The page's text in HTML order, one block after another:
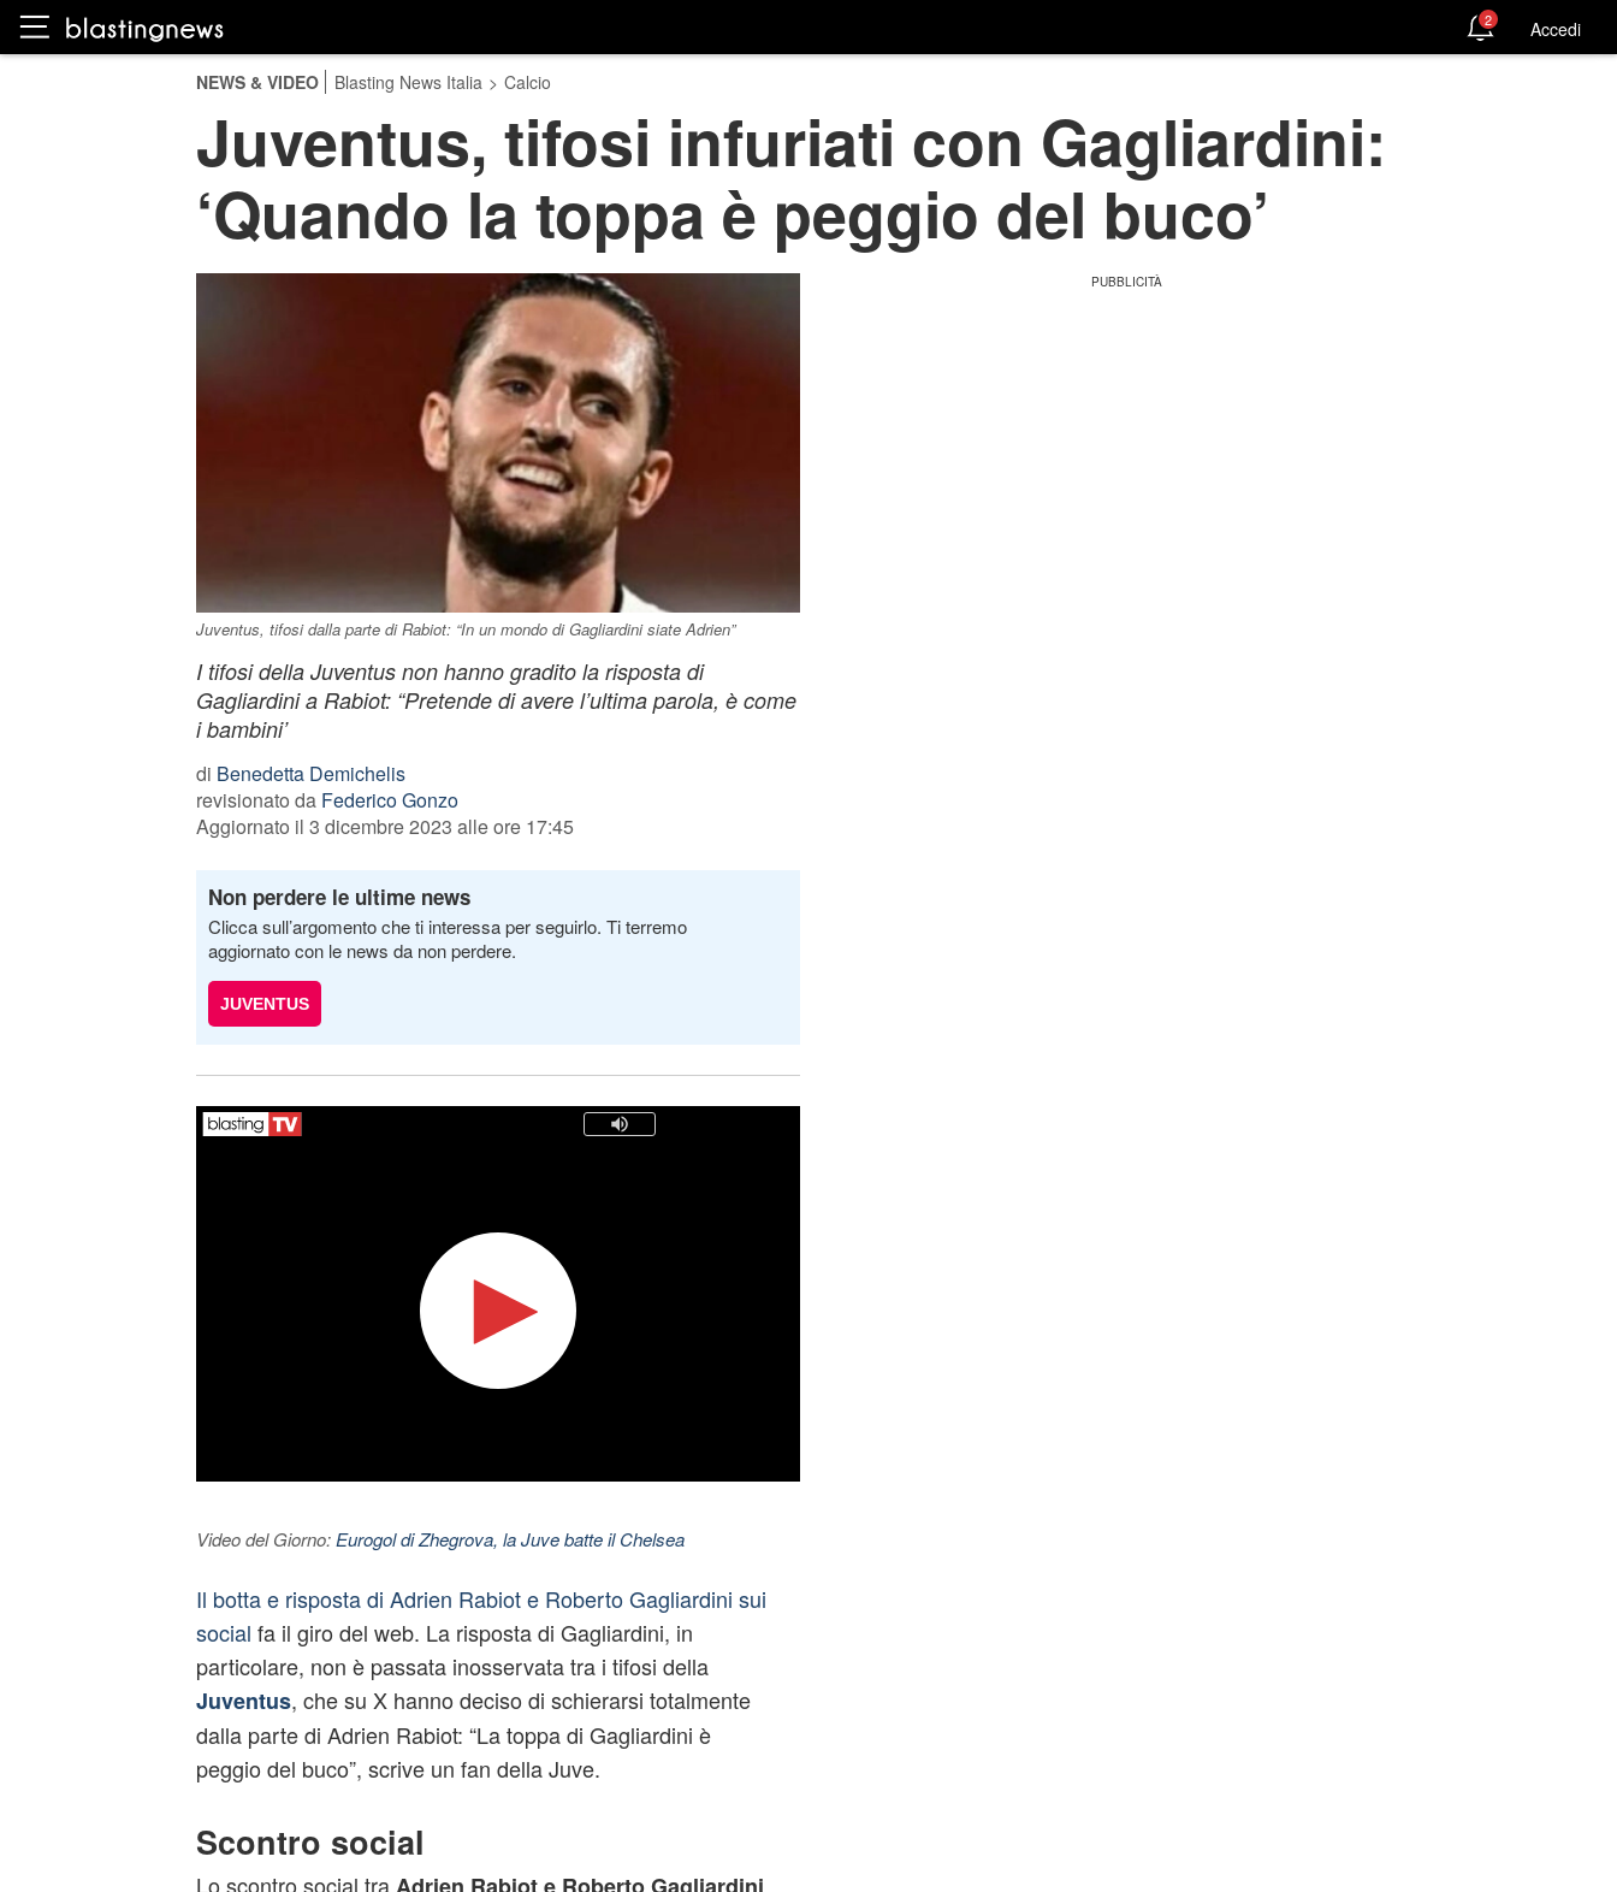
2 Accedi
NEWS & VIDEO Blasting News Italia > Calcio
Juventus, tifosi infuriati con Gagliardini:
‘Quando la toppa è peggio del buco’
Juventus, tifosi dalla parte di Rabiot: “In un mondo di Gagliardini siate Adrien”
I tifosi della Juventus non hanno gradito la risposta di
Gagliardini a Rabiot: “Pretende di avere l’ultima parola, è come
i bambini’
di Benedetta Demichelis
revisionato da Federico Gonzo
Aggiornato il 3 dicembre 2023 alle ore 17:45
Non perdere le ultime news
Clicca sull’argomento che ti interessa per seguirlo. Ti terremo
aggiornato con le news da non perdere.
JUVENTUS
Video del Giorno: Eurogol di Zhegrova, la Juve batte il Chelsea
Il botta e risposta di Adrien Rabiot e Roberto Gagliardini sui
social fa il giro del web. La risposta di Gagliardini, in
particolare, non è passata inosservata tra i tifosi della
Juventus, che su X hanno deciso di schierarsi totalmente
dalla parte di Adrien Rabiot: “La toppa di Gagliardini è
peggio del buco”, scrive un fan della Juve.
Scontro social
Lo scontro social tra